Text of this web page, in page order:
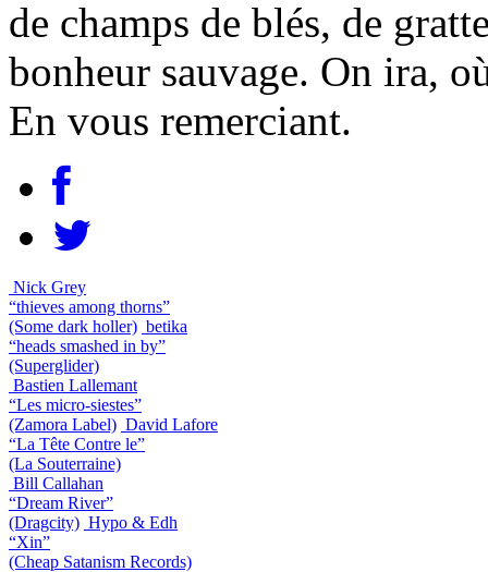
de champs de blés, de
bonheur sauvage. On ira,
En vous remerciant.
Nick Grey
“thieves among thorns”
(Some dark holler) betika
“heads smashed in by”
(Superglider)
Bastien Lallemant
“Les micro-siestes”
(Zamora Label) David Lafore
“La Tête Contre le”
(La Souterraine)
Bill Callahan
“Dream River”
(Dragcity) Hypo & Edh
“Xin”
(Cheap Satanism Records)